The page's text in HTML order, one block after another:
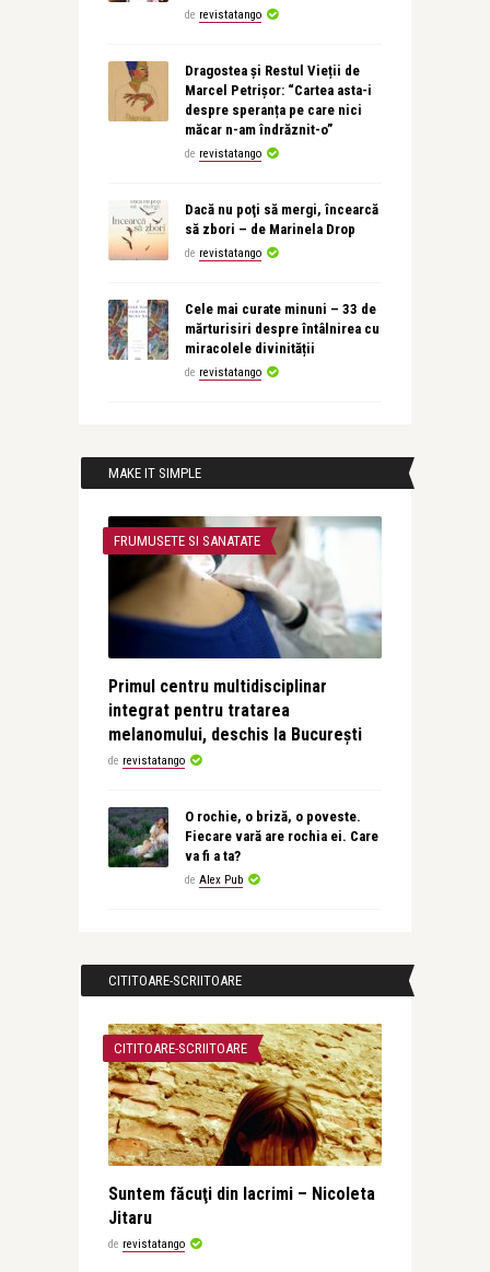
de revistatango
Dragostea și Restul Vieții de
Marcel Petrișor: “Cartea asta-i
despre speranța pe care nici
măcar n-am îndrăznit-o”
de revistatango
Dacă nu poţi să mergi, încearcă
să zbori – de Marinela Drop
de revistatango
Cele mai curate minuni – 33 de
mărturisiri despre întâlnirea cu
miracolele divinității
de revistatango
MAKE IT SIMPLE
FRUMUSETE SI SANATATE
Primul centru multidisciplinar
integrat pentru tratarea
melanomului, deschis la București
de revistatango
O rochie, o briză, o poveste.
Fiecare vară are rochia ei. Care
va fi a ta?
de Alex Pub
CITITOARE-SCRIITOARE
CITITOARE-SCRIITOARE
Suntem făcuţi din lacrimi – Nicoleta
Jitaru
de revistatango